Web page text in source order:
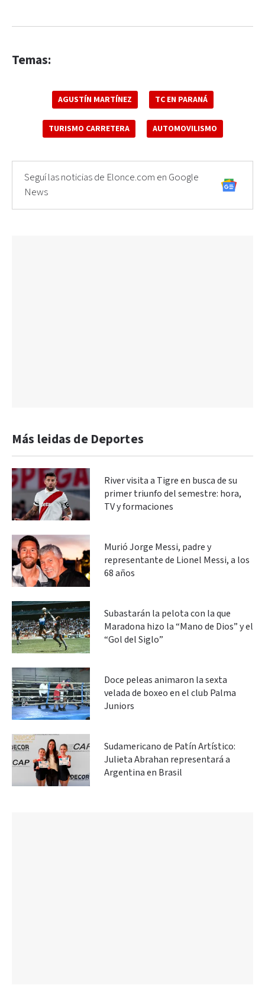
Temas:
AGUSTÍN MARTÍNEZ TC EN PARANÁ
TURISMO CARRETERA AUTOMOVILISMO
Seguí las noticias de Elonce.com en Google
News
Más leidas de Deportes
River visita a Tigre en busca de su
primer triunfo del semestre: hora,
TV y formaciones
Murió Jorge Messi, padre y
representante de Lionel Messi, a los
68 años
Subastarán la pelota con la que
Maradona hizo la “Mano de Dios” y el
“Gol del Siglo”
Doce peleas animaron la sexta
velada de boxeo en el club Palma
Juniors
Sudamericano de Patín Artístico:
Julieta Abrahan representará a
Argentina en Brasil